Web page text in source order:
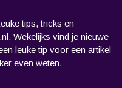
tips, tricks en
Wekelijks vind je nieuwe
leuke tip voor een artikel
even weten.